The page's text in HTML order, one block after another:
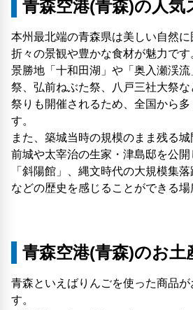
青森空港(青森)の人気
本州最北端の青森県は美しい自然
折々の景観や豊かな食材が魅力です
景勝地「十和田湖」や「奥入瀬渓
祭、弘前ねぶた祭、八戸三社大祭
祭りも開催されるため、全国から多
す。
また、築城当時の規模のまま残る
前城や太宰治の生家・津島邸を公
「斜陽館」、縄文時代の大規模集
などの歴史を感じることができる場
青森空港(青森)のお土
青森といえばりんごを使った商品
す。